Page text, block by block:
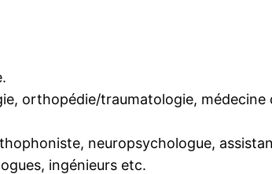
orthopédie/traumatologie,
neuropsychologue,
ingénieurs etc.